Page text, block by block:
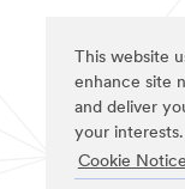
This website
enhance site
and deliver
your interests.
Cookie Notice